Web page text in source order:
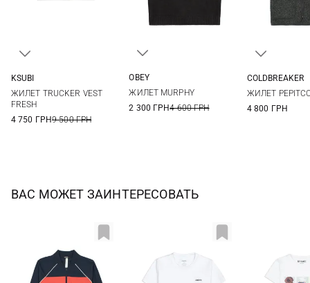
KSUBI
ЖИЛЕТ TRUCKER VEST
FRESH
4 750 ГРН9 500 ГРН
OBEY
ЖИЛЕТ MURPHY
2 300 ГРН4 600 ГРН
COLDBREAKER
ЖИЛЕТ
4 800 ГРН
ВАС МОЖЕТ ЗАИНТЕРЕСОВАТЬ